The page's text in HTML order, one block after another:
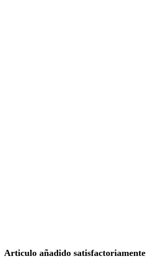
Articulo añadido satisfactoriamente